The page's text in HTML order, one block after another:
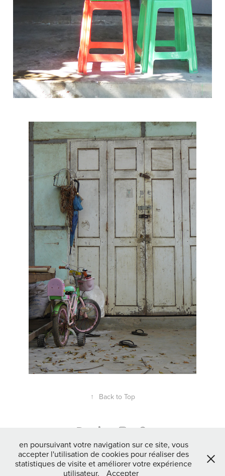
↑ Back to Top
Pomjaak : : : Studio de Création - Paris : + 33 6 10 12 93 81 -
Bruxelles : + 32 2 351 18 16 : : :
en poursuivant votre navigation sur ce site, vous
accepter l'utilisation de cookies pour réaliser des
statistiques de visite et améliorer votre expérience
utilisateur.
Accepter